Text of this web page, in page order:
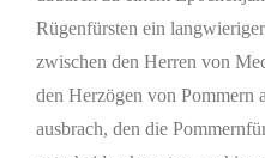
Rügenfürsten ein
zwischen den Herren von
den Herzögen von Pommern
ausbrach, den die